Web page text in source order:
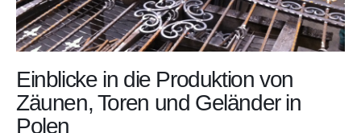
Einblicke in die Produktion von
Zäunen, Toren und Geländer in
Polen